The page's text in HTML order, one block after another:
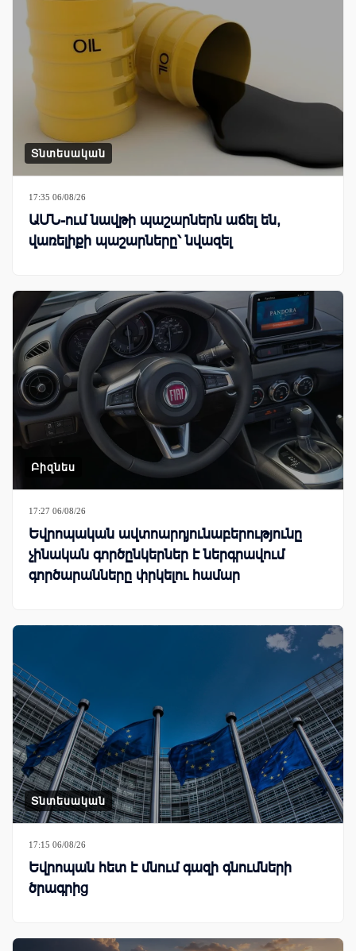
Տնտեսական
17:35 06/08/26
ԱՄՆ-ում նավթի պաշարներն աճել են,
վառելիքի պաշարները՝ նվազել
Բիզնես
17:27 06/08/26
Եվրոպական ավտոարդյունաբերությունը
չինական գործընկերներ է ներգրավում
գործարանները փրկելու համար
Տնտեսական
17:15 06/08/26
Եվրոպան հետ է մնում գազի գնումների
ծրագրից